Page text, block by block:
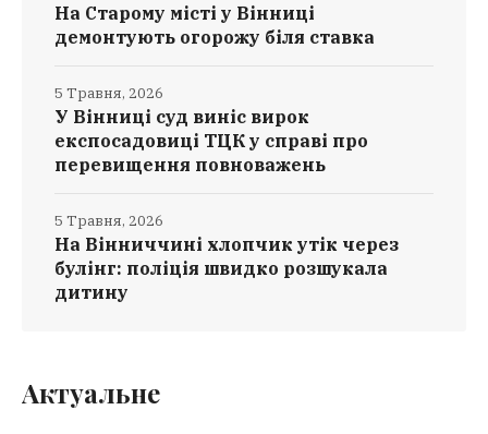
На Старому місті у Вінниці
демонтують огорожу біля ставка
У Вінниці суд виніс вирок
експосадовиці ТЦК у справі про
перевищення повноважень
5 Травня, 2026
На Вінниччині хлопчик утік через
булінг: поліція швидко розшукала
дитину
5 Травня, 2026
Актуальне